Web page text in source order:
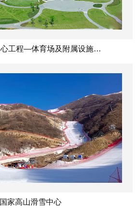
衢州市体育中心工程—体育场及附属设施项目
国家高山滑雪中心